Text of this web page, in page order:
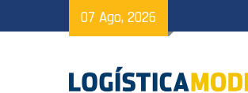
to
07 Ago, 2026